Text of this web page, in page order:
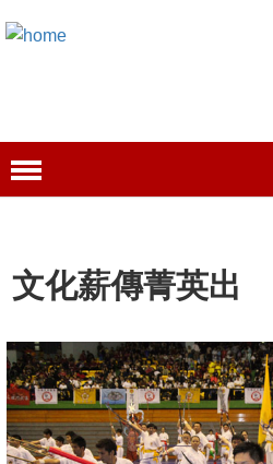
文化薪傳菁英出